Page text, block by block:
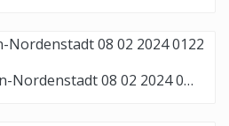
Hexenball Wiesbaden-Nordenstadt 08 02 2024 0122